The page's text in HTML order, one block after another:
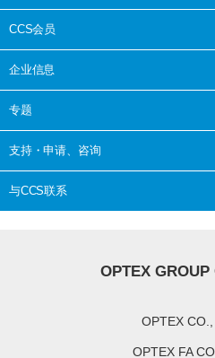
CCS会员
企业信息
专题
支持・申请、咨询
与CCS联系
OPTEX GROUP
OPTEX CO.,
OPTEX FA